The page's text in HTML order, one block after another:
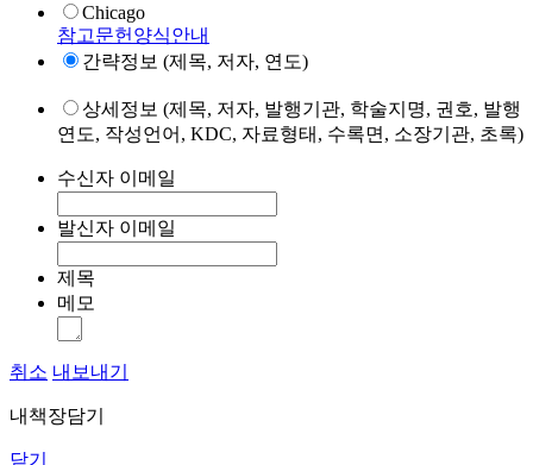
Chicago
참고문헌양식안내
간략정보 (제목, 저자, 연도)
상세정보 (제목, 저자, 발행기관, 학술지명, 권호, 발행
연도, 작성언어, KDC, 자료형태, 수록면, 소장기관, 초록)
수신자 이메일
발신자 이메일
제목
메모
취소 내보내기
내책장담기
닫기